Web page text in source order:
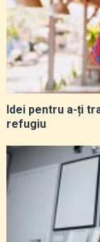
Idei pentru a-ți
refugiu